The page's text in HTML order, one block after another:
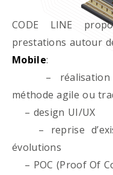
CODE LINE
prestations autour
Mobile:
– réalisation
méthode agile ou
– design UI/UX
– reprise
évolutions
– POC (Proof Of